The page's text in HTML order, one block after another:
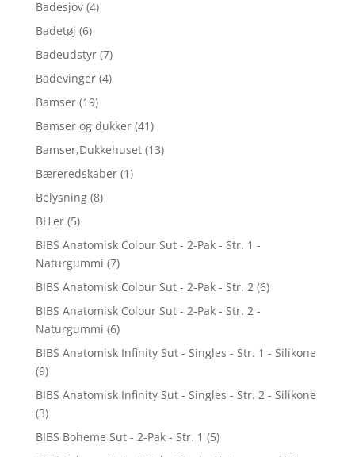
Badesjov (4)
Badetøj (6)
Badeudstyr (7)
Badevinger (4)
Bamser (19)
Bamser og dukker (41)
Bamser,Dukkehuset (13)
Bæreredskaber (1)
Belysning (8)
BH'er (5)
BIBS Anatomisk Colour Sut - 2-Pak - Str. 1 -
Naturgummi (7)
BIBS Anatomisk Colour Sut - 2-Pak - Str. 2 (6)
BIBS Anatomisk Colour Sut - 2-Pak - Str. 2 -
Naturgummi (6)
BIBS Anatomisk Infinity Sut - Singles - Str. 1 - Silikone
(9)
BIBS Anatomisk Infinity Sut - Singles - Str. 2 - Silikone
(3)
BIBS Boheme Sut - 2-Pak - Str. 1 (5)